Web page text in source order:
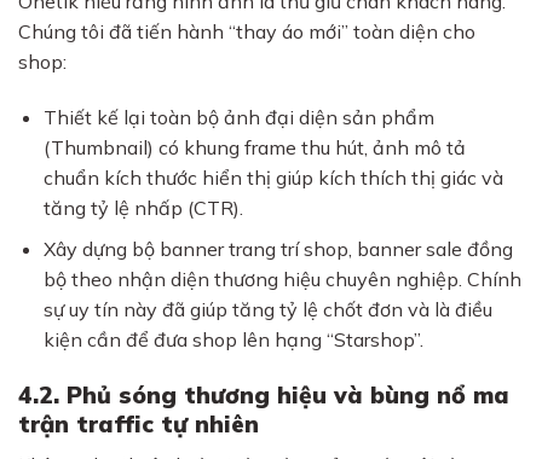
Chúng tôi đã tiến hành “thay áo mới” toàn diện cho
shop:
Thiết kế lại toàn bộ ảnh đại diện sản phẩm
(Thumbnail) có khung frame thu hút, ảnh mô tả
chuẩn kích thước hiển thị giúp kích thích thị giác và
tăng tỷ lệ nhấp (CTR).
Xây dựng bộ banner trang trí shop, banner sale đồng
bộ theo nhận diện thương hiệu chuyên nghiệp. Chính
sự uy tín này đã giúp tăng tỷ lệ chốt đơn và là điều
kiện cần để đưa shop lên hạng “Starshop”.
4.2. Phủ sóng thương hiệu và bùng nổ ma
trận traffic tự nhiên